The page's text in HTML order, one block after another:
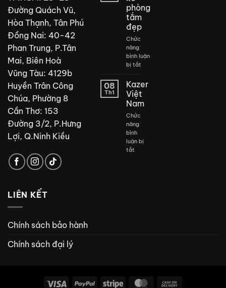
Đường Quách Vũ,
Hòa Thạnh, Tân Phú
Đồng Nai: 40-42
Phan Trung, P.Tân
Mai, Biên Hoà
Vũng Tàu: 4129b
Huyền Trân Công
Chúa, Phường 8
Cần Thơ: 153
Đường 3/2, P.Hưng
Lợi, Q.Ninh Kiều
phòng
tắm
đẹp
Chức
năng
bình luận
bị tắtở
kế
phòng
tắm
đẹp
08
Th1
Kazer
Việt
Nam
Chức
năng
bình
luận bị
tắtở
LIÊN KẾT
Chính sách bảo hành
Chính sách đại lý
Visa PayPal Stripe MasterCard